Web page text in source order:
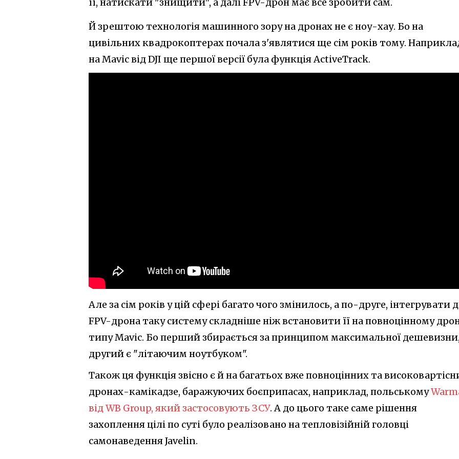
Й зрештою технологія машинного зору на дронах не є ноу-хау. Бо на
цивільних квадрокоптерах почала з'являтися ще сім років тому.
на Mavic від DJI ще першої версії була функція ActiveTrack.
Але за сім років у цій сфері багато чого змінилось, а по-друге, інтегрувати
FPV-дрона таку систему складніше ніж встановити її на повноцінному
типу Mavic. Бо перший збирається за принципом максимальної
другий є "літаючим ноутбуком".
Також ця функція звісно є й на багатьох вже повноцінних та
дронах-камікадзе, баражуючих боєприпасах, наприклад, польському
від WB Group, який застосовують ЗСУ. А до цього таке саме рішення
захоплення цілі по суті було реалізовано на тепловізійній головці
самонаведення Javelin.